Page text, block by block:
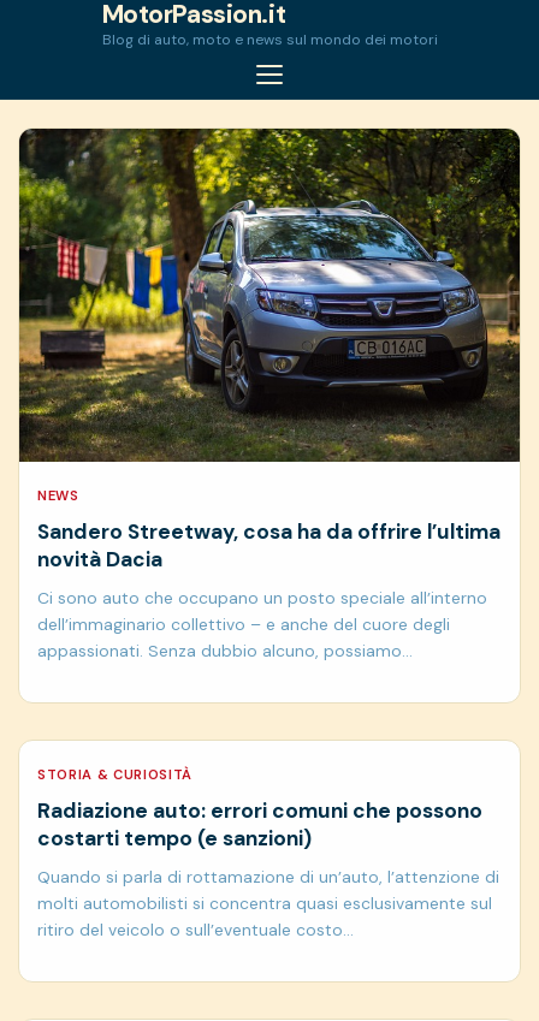
MotorPassion.it
Blog di auto, moto e news sul mondo dei motori
NEWS
Sandero Streetway, cosa ha da offrire l’ultima
novità Dacia
Ci sono auto che occupano un posto speciale all’interno
dell’immaginario collettivo – e anche del cuore degli
appassionati. Senza dubbio alcuno, possiamo…
STORIA & CURIOSITÀ
Radiazione auto: errori comuni che possono
costarti tempo (e sanzioni)
Quando si parla di rottamazione di un’auto, l’attenzione di
molti automobilisti si concentra quasi esclusivamente sul
ritiro del veicolo o sull’eventuale costo…